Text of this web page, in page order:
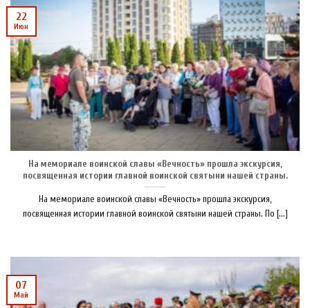
На мемориале воинской славы «Вечность» прошла экскурсия,
посвященная истории главной воинской святыни нашей страны.
На мемориале воинской славы «Вечность» прошла экскурсия,
посвященная истории главной воинской святыни нашей страны. По [...]
22
Июн
07
Май